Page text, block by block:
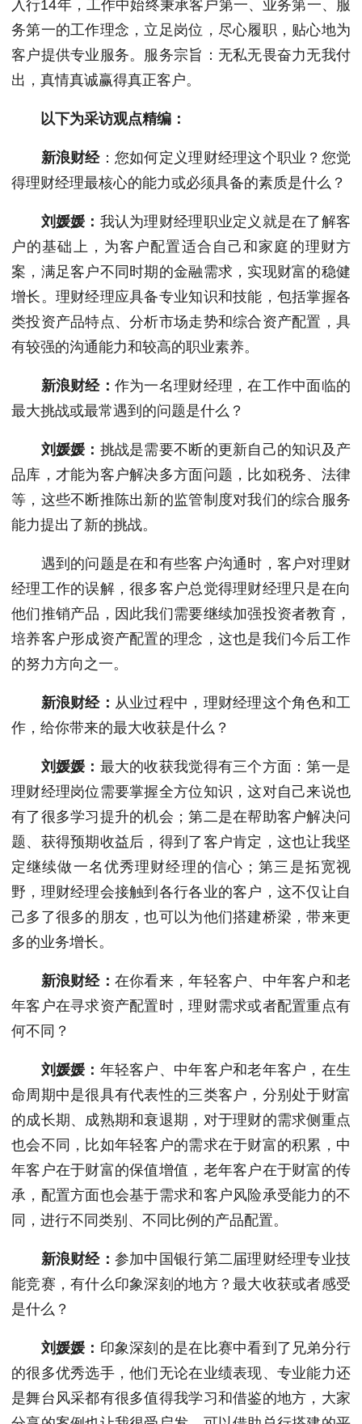
入行14年，工作中始终秉承客户第一、业务第一、服
务第一的工作理念，立足岗位，尽心履职，贴心地为
客户提供专业服务。服务宗旨：无私无畏奋力无我付
出，真情真诚赢得真正客户。
以下为采访观点精编：
新浪财经：您如何定义理财经理这个职业？您觉
得理财经理最核心的能力或必须具备的素质是什么？
刘媛媛： 我认为理财经理职业定义就是在了解客
户的基础上，为客户配置适合自己和家庭的理财方
案，满足客户不同时期的金融需求，实现财富的稳健
增长。理财经理应具备专业知识和技能，包括掌握各
类投资产品特点、分析市场走势和综合资产配置，具
有较强的沟通能力和较高的职业素养。
新浪财经： 作为一名理财经理，在工作中面临的
最大挑战或最常遇到的问题是什么？
刘媛媛： 挑战是需要不断的更新自己的知识及产
品库，才能为客户解决多方面问题，比如税务、法律
等，这些不断推陈出新的监管制度对我们的综合服务
能力提出了新的挑战。
遇到的问题是在和有些客户沟通时，客户对理财
经理工作的误解，很多客户总觉得理财经理只是在向
他们推销产品，因此我们需要继续加强投资者教育，
培养客户形成资产配置的理念，这也是我们今后工作
的努力方向之一。
新浪财经： 从业过程中，理财经理这个角色和工
作，给你带来的最大收获是什么？
刘媛媛： 最大的收获我觉得有三个方面：第一是
理财经理岗位需要掌握全方位知识，这对自己来说也
有了很多学习提升的机会；第二是在帮助客户解决问
题、获得预期收益后，得到了客户肯定，这也让我坚
定继续做一名优秀理财经理的信心；第三是拓宽视
野，理财经理会接触到各行各业的客户，这不仅让自
己多了很多的朋友，也可以为他们搭建桥梁，带来更
多的业务增长。
新浪财经： 在你看来，年轻客户、中年客户和老
年客户在寻求资产配置时，理财需求或者配置重点有
何不同？
刘媛媛： 年轻客户、中年客户和老年客户，在生
命周期中是很具有代表性的三类客户，分别处于财富
的成长期、成熟期和衰退期，对于理财的需求侧重点
也会不同，比如年轻客户的需求在于财富的积累，中
年客户在于财富的保值增值，老年客户在于财富的传
承，配置方面也会基于需求和客户风险承受能力的不
同，进行不同类别、不同比例的产品配置。
新浪财经： 参加中国银行第二届理财经理专业技
能竞赛，有什么印象深刻的地方？最大收获或者感受
是什么？
刘媛媛： 印象深刻的是在比赛中看到了兄弟分行
的很多优秀选手，他们无论在业绩表现、专业能力还
是舞台风采都有很多值得我学习和借鉴的地方，大家